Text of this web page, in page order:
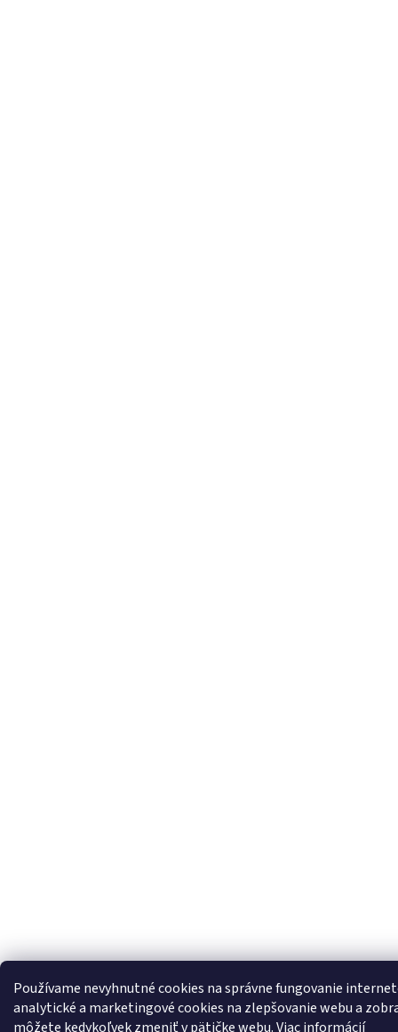
Používame nevyhnutné cookies na správne fungovanie
analytické a marketingové cookies na zlepšovanie webu a
môžete kedykoľvek zmeniť v pätičke webu.Viac informácií